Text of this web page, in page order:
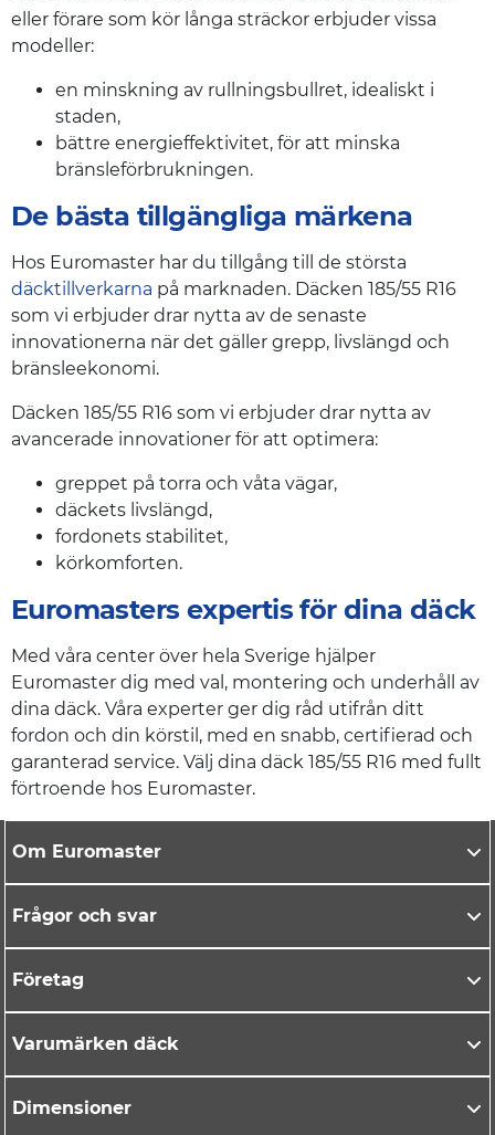
eller förare som kör långa sträckor erbjuder vissa
modeller:
en minskning av rullningsbullret, idealiskt i
staden,
bättre energieffektivitet, för att minska
bränsleförbrukningen.
De bästa tillgängliga märkena
Hos Euromaster har du tillgång till de största
däcktillverkarna på marknaden. Däcken 185/55 R16
som vi erbjuder drar nytta av de senaste
innovationerna när det gäller grepp, livslängd och
bränsleekonomi.
Däcken 185/55 R16 som vi erbjuder drar nytta av
avancerade innovationer för att optimera:
greppet på torra och våta vägar,
däckets livslängd,
fordonets stabilitet,
körkomforten.
Euromasters expertis för dina däck
Med våra center över hela Sverige hjälper
Euromaster dig med val, montering och underhåll av
dina däck. Våra experter ger dig råd utifrån ditt
fordon och din körstil, med en snabb, certifierad och
garanterad service. Välj dina däck 185/55 R16 med fullt
förtroende hos Euromaster.
Om Euromaster
Frågor och svar
Företag
Varumärken däck
Dimensioner